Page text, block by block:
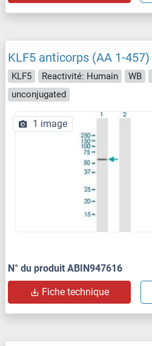
KLF5 anticorps (AA 1-457)
KLF5 Reactivité: Humain WB
unconjugated
1 image
N° du produit ABIN947616
Fiche technique